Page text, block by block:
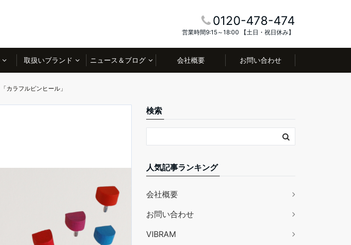
0120-478-474
営業時間9:15～18:00 【土日・祝日休み】
取扱いブランド ニュース＆ブログ 会社概要 お問い合わせ
「カラフルピンヒール」
検索
人気記事ランキング
会社概要
お問い合わせ
VIBRAM